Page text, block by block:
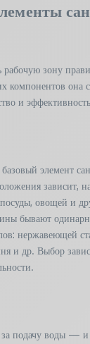
зону
компонентов она
и
элемент
зависит,
овощей и
бывают
нержавеющей
и др. Выбор
за подачу воды —